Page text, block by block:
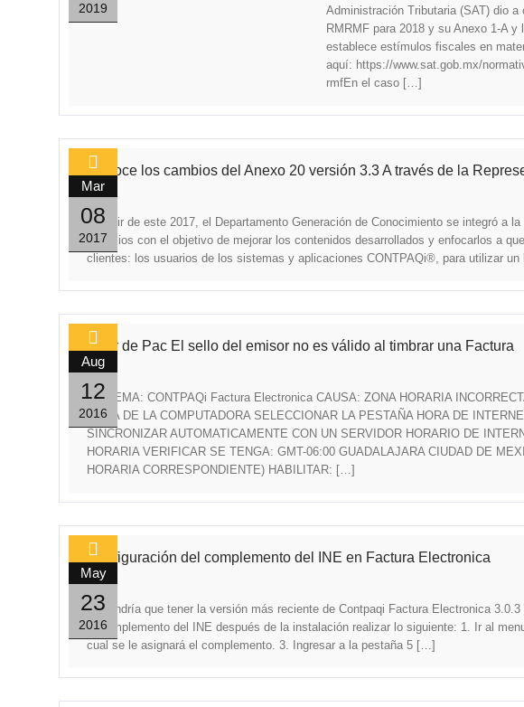
2019
Administración Tributaria (SAT) dio
RMRMF para 2018 y su Anexo 1-A
establece estímulos fiscales en
aquí: https://www.sat.gob.mx/
rmfEn el caso […]
Mar
08
2017
Conoce los cambios del Anexo 20 versión 3.3 A través de la
0
A partir de este 2017, el Departamento Generación de Conocimiento se integró a
servicios con el objetivo de mejorar los contenidos desarrollados y enfocarlos a
clientes: los usuarios de los sistemas y aplicaciones CONTPAQi®, para utilizar
Aug
12
2016
Error de Pac El sello del emisor no es válido al timbrar una Factura
0
SISTEMA: CONTPAQi Factura Electronica CAUSA: ZONA HORARIA
HORA DE LA COMPUTADORA SELECCIONAR LA PESTAÑA HORA DE
SINCRONIZAR AUTOMATICAMENTE CON UN SERVIDOR HORARIO DE
HORARIA VERIFICAR SE TENGA: GMT-06:00 GUADALAJARA CIUDAD DE
HORARIA CORRESPONDIENTE) HABILITAR: […]
May
23
2016
Configuración del complemento del INE en Factura Electronica
0
Se tendría que tener la versión más reciente de Contpaqi Factura Electronica
el complemento del INE después de la instalación realizar lo siguiente: 1. Ir al
cual se le asignará el complemento. 3. Ingresar a la pestaña 5 […]